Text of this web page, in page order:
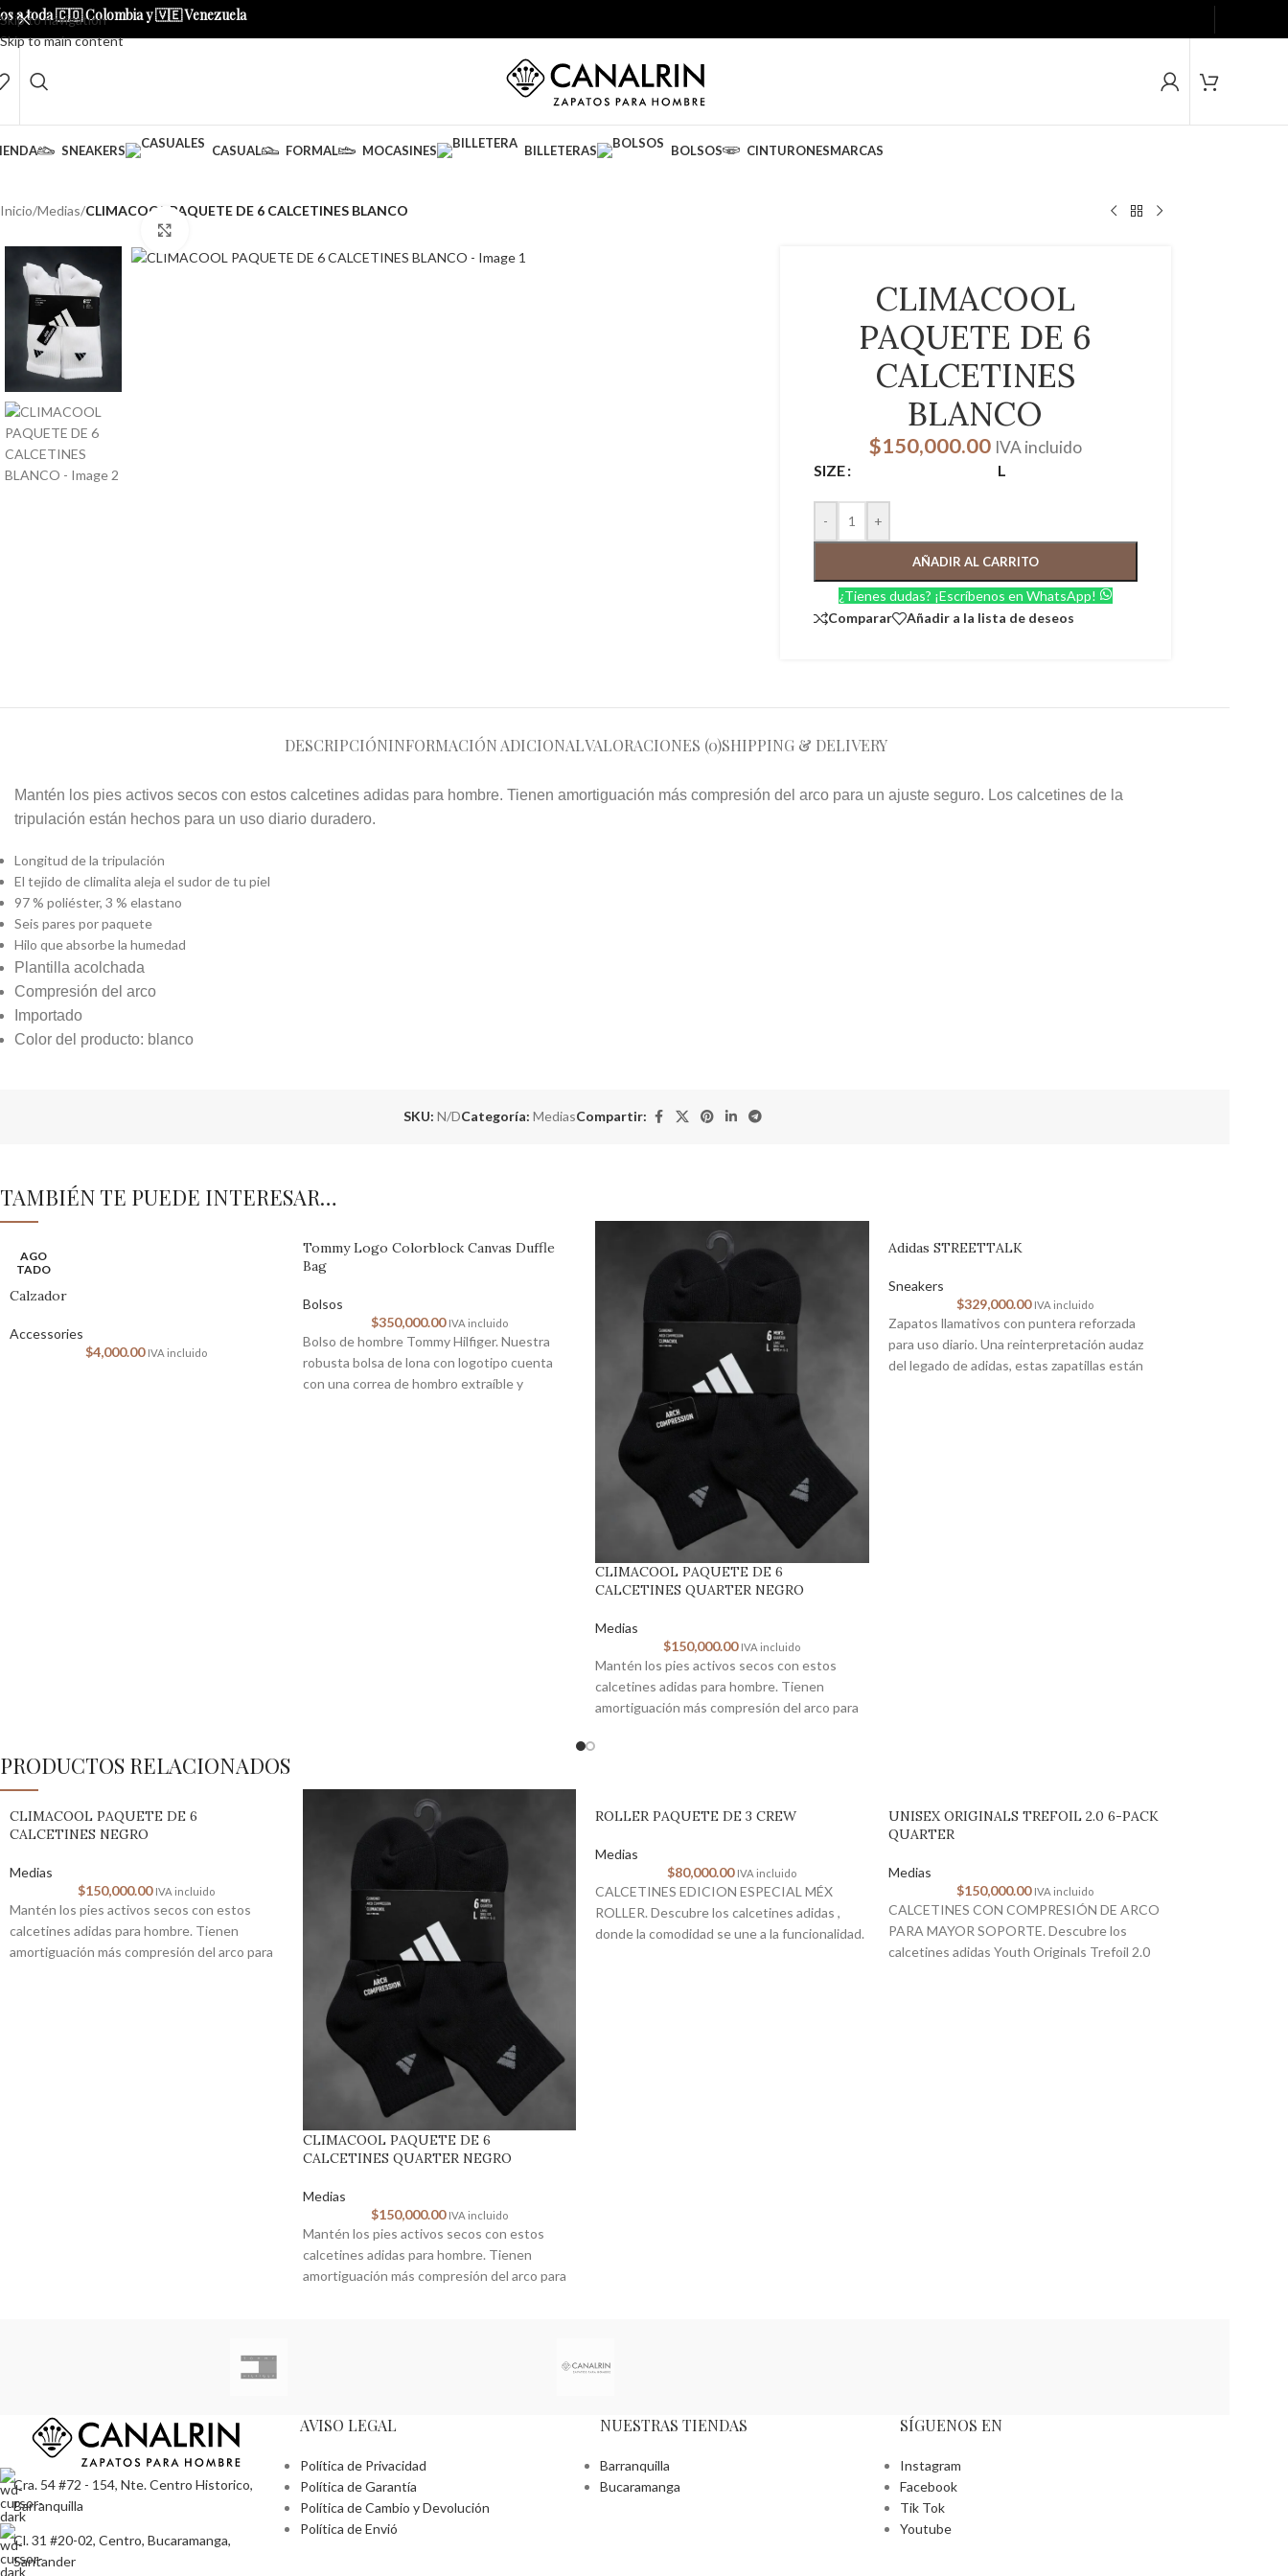
Skip to navigation
Skip to main content
a toda 🇨🇴 Colombia y 🇻🇪 Venezuela
SNEAKERS CASUAL FORMAL MOCASINES BILLETERAS BOLSOS CINTURONESMARCAS
Inicio/Medias/CLIMACOOL PAQUETE DE 6 CALCETINES BLANCO
CLIMACOOL
PAQUETE DE 6
CALCETINES
BLANCO
$150,000.00 IVA incluido
SIZE L
- +
AÑADIR AL CARRITO
¿Tienes dudas? ¡Escríbenos en WhatsApp!
Comparar
Añadir a la lista de deseos
DESCRIPCIÓNINFORMACIÓN ADICIONALVALORACIONES (0)SHIPPING & DELIVERY
Mantén los pies activos secos con estos calcetines adidas para hombre. Tienen amortiguación más compresión del arco para un ajuste seguro. Los calcetines de la
tripulación están hechos para un uso diario duradero.
Longitud de la tripulación
El tejido de climalita aleja el sudor de tu piel
97 % poliéster, 3 % elastano
Seis pares por paquete
Hilo que absorbe la humedad
Plantilla acolchada
Compresión del arco
Importado
Color del producto: blanco
SKU: N/DCategoría: MediasCompartir:
TAMBIÉN TE PUEDE INTERESAR…
AGO
TADO
Calzador
Accessories
$4,000.00 IVA incluido
Tommy Logo Colorblock Canvas Duffle
Bag
Bolsos
$350,000.00 IVA incluido
Bolso de hombre Tommy Hilfiger. Nuestra
robusta bolsa de lona con logotipo cuenta
con una correa de hombro extraíble y
CLIMACOOL PAQUETE DE 6
CALCETINES QUARTER NEGRO
Medias
$150,000.00 IVA incluido
Mantén los pies activos secos con estos
calcetines adidas para hombre. Tienen
amortiguación más compresión del arco para
Adidas STREETTALK
Sneakers
$329,000.00 IVA incluido
Zapatos llamativos con puntera reforzada
para uso diario. Una reinterpretación audaz
del legado de adidas, estas zapatillas están
PRODUCTOS RELACIONADOS
CLIMACOOL PAQUETE DE 6
CALCETINES NEGRO
Medias
$150,000.00 IVA incluido
Mantén los pies activos secos con estos
calcetines adidas para hombre. Tienen
amortiguación más compresión del arco para
CLIMACOOL PAQUETE DE 6
CALCETINES QUARTER NEGRO
Medias
$150,000.00 IVA incluido
Mantén los pies activos secos con estos
calcetines adidas para hombre. Tienen
amortiguación más compresión del arco para
ROLLER PAQUETE DE 3 CREW
Medias
$80,000.00 IVA incluido
CALCETINES EDICION ESPECIAL MÉX
ROLLER. Descubre los calcetines adidas ,
donde la comodidad se une a la funcionalidad.
UNISEX ORIGINALS TREFOIL 2.0 6-PACK
QUARTER
Medias
$150,000.00 IVA incluido
CALCETINES CON COMPRESIÓN DE ARCO
PARA MAYOR SOPORTE. Descubre los
calcetines adidas Youth Originals Trefoil 2.0
Cra. 54 #72 - 154, Nte. Centro Historico,
Barranquilla
Cl. 31 #20-02, Centro, Bucaramanga,
Santander
AVISO LEGAL
Política de Privacidad
Política de Garantía
Política de Cambio y Devolución
Política de Envió
NUESTRAS TIENDAS
Barranquilla
Bucaramanga
SÍGUENOS EN
Instagram
Facebook
Tik Tok
Youtube